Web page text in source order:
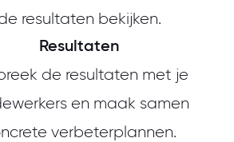
resultaten bekijken.
Resultaten
de resultaten met je
en maak samen
verbeterplannen.